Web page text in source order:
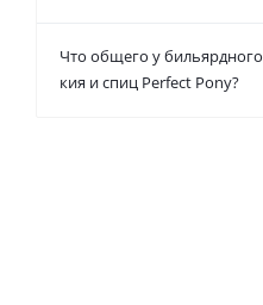
Что общего у бильярдного
кия и спиц Perfect Pony?